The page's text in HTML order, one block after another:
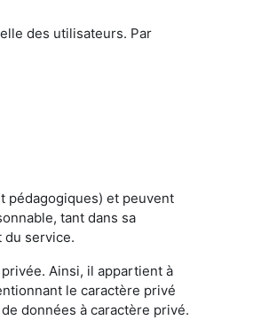
des utilisateurs. Par
pédagogiques) et peuvent
tant dans sa
du service.
Ainsi, il appartient à
le caractère privé
données à caractère privé.